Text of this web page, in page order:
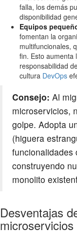
falla, los demás
disponibilidad
Equipos
fomentan la
multifuncionales,
fin. Esto aumenta
responsabilidad
cultura DevOps
Consejo: Al
microservicios,
golpe. Adopta
(higuera
funcionalidades
construyendo
monolito
Desventajas
microservicios